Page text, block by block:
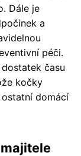
Dále je
a
péči.
času
kočky
domácí